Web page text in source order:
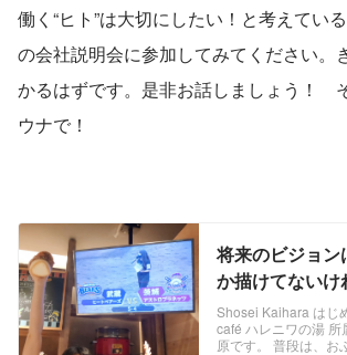
働く“ヒト”は大切にしたい！と考えてい
の会社説明会に参加してみてください。
かるはずです。是非お話しましょう！　
ウナで！
将来のビジョン
か描けてないけ
働く"ヒト"は大
泉道場
Shosei Kaihara はじ
café ハレニワの湯 所
原です。 普段は、お